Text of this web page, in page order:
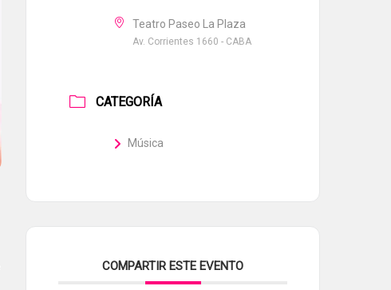
Teatro Paseo La Plaza
Av. Corrientes 1660 - CABA
CATEGORÍA
Música
COMPARTIR ESTE EVENTO